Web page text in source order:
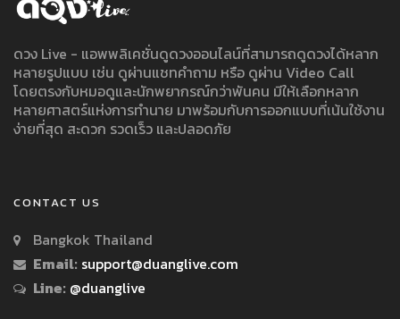
ดวง Live - แอพพลิเคชั่นดูดวงออนไลน์ที่สามารถดูดวงได้หลาก
หลายรูปแบบ เช่น ดูผ่านแชทคำถาม หรือ ดูผ่าน Video Call
โดยตรงกับหมอดูและนักพยากรณ์กว่าพันคน มีให้เลือกหลาก
หลายศาสตร์แห่งการทำนาย มาพร้อมกับการออกแบบที่เน้นใช้งาน
ง่ายที่สุด สะดวก รวดเร็ว และปลอดภัย
CONTACT US
Bangkok Thailand
Email: support@duanglive.com
Line: @duanglive